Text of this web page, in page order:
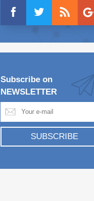
Subscribe on
NEWSLETTER
SUBSCRIBE